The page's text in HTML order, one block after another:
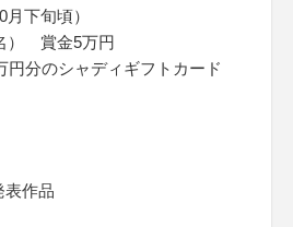
下旬頃）
） 賞金5万円
分のシャディギフトカード
表作品